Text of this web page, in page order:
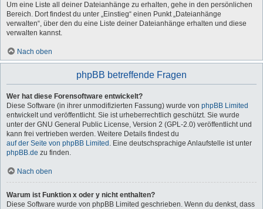
Um eine Liste all deiner Dateianhänge zu erhalten, gehe in den persönlichen
Bereich. Dort findest du unter „Einstieg“ einen Punkt „Dateianhänge
verwalten“, über den du eine Liste deiner Dateianhänge erhalten und diese
verwalten kannst.
Nach oben
phpBB betreffende Fragen
Wer hat diese Forensoftware entwickelt?
Diese Software (in ihrer unmodifizierten Fassung) wurde von phpBB Limited
entwickelt und veröffentlicht. Sie ist urheberrechtlich geschützt. Sie wurde
unter der GNU General Public License, Version 2 (GPL-2.0) veröffentlicht und
kann frei vertrieben werden. Weitere Details findest du
auf der Seite von phpBB Limited . Eine deutschsprachige Anlaufstelle ist unter
phpBB.de zu finden.
Nach oben
Warum ist Funktion x oder y nicht enthalten?
Diese Software wurde von phpBB Limited geschrieben. Wenn du denkst, dass